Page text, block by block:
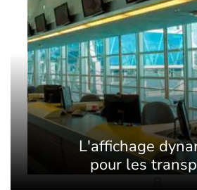
L'affichage
pour les
8